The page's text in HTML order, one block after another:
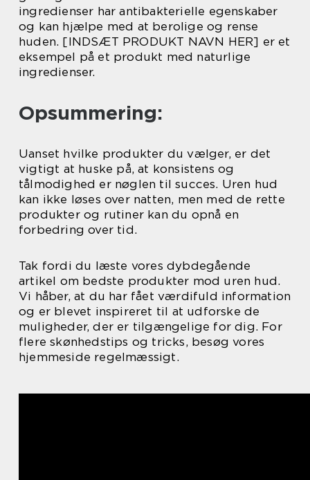
ingredienser har antibakterielle egenskaber
og kan hjælpe med at berolige og rense
huden. [INDSÆT PRODUKT NAVN HER] er et
eksempel på et produkt med naturlige
ingredienser.
Opsummering:
Uanset hvilke produkter du vælger, er det
vigtigt at huske på, at konsistens og
tålmodighed er nøglen til succes. Uren hud
kan ikke løses over natten, men med de rette
produkter og rutiner kan du opnå en
forbedring over tid.
Tak fordi du læste vores dybdegående
artikel om bedste produkter mod uren hud.
Vi håber, at du har fået værdifuld information
og er blevet inspireret til at udforske de
muligheder, der er tilgængelige for dig. For
flere skønhedstips og tricks, besøg vores
hjemmeside regelmæssigt.